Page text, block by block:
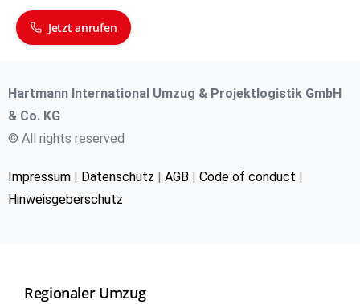
Jetzt anrufen
Hartmann International Umzug & Projektlogistik GmbH
& Co. KG
© All rights reserved
Impressum | Datenschutz | AGB | Code of conduct |
Hinweisgeberschutz
Regionaler Umzug